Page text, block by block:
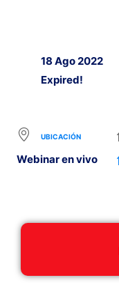
18 Ago 2022
Expired!
UBICACIÓN
Webinar en vivo